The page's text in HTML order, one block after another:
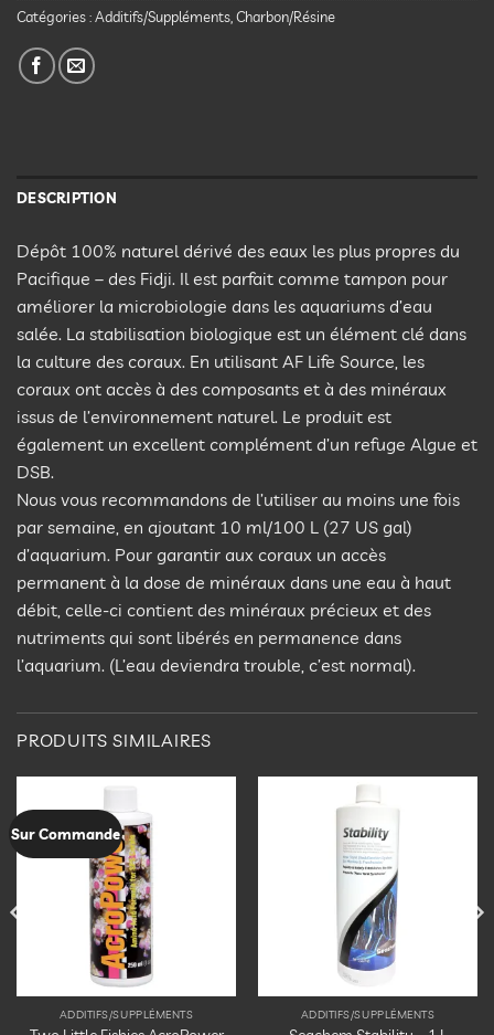
Catégories :Additifs/Suppléments Charbon/Résine
DESCRIPTION
Dépôt 100% naturel dérivé des eaux les plus propres du
Pacifique – des Fidji. Il est parfait comme tampon pour
améliorer la microbiologie dans les aquariums d’eau
salée. La stabilisation biologique est un élément clé dans
la culture des coraux. En utilisant AF Life Source, les
coraux ont accès à des composants et à des minéraux
issus de l’environnement naturel. Le produit est
également un excellent complément d’un refuge Algue et
DSB.
Nous vous recommandons de l’utiliser au moins une fois
par semaine, en ajoutant 10 ml/100 L (27 US gal)
d’aquarium. Pour garantir aux coraux un accès
permanent à la dose de minéraux dans une eau à haut
débit, celle-ci contient des minéraux précieux et des
nutriments qui sont libérés en permanence dans
l’aquarium. (L’eau deviendra trouble, c’est normal).
PRODUITS SIMILAIRES
Sur Commande
ADDITIFS/SUPPLÉMENTS ADDITIFS/SUPPLÉMENTS